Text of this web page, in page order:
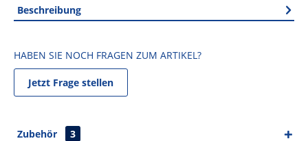
Beschreibung
HABEN SIE NOCH FRAGEN ZUM ARTIKEL?
Jetzt Frage stellen
Zubehör 3